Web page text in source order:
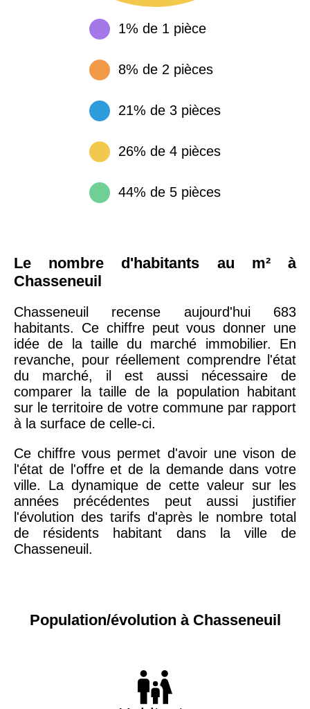
1% de 1 pièce
8% de 2 pièces
21% de 3 pièces
26% de 4 pièces
44% de 5 pièces
Le nombre d'habitants au m² à
Chasseneuil
Chasseneuil recense aujourd'hui 683
habitants. Ce chiffre peut vous donner une
idée de la taille du marché immobilier. En
revanche, pour réellement comprendre l'état
du marché, il est aussi nécessaire de
comparer la taille de la population habitant
sur le territoire de votre commune par rapport
à la surface de celle-ci.
Ce chiffre vous permet d'avoir une vison de
l'état de l'offre et de la demande dans votre
ville. La dynamique de cette valeur sur les
années précédentes peut aussi justifier
l'évolution des tarifs d'après le nombre total
de résidents habitant dans la ville de
Chasseneuil.
Population/évolution à Chasseneuil